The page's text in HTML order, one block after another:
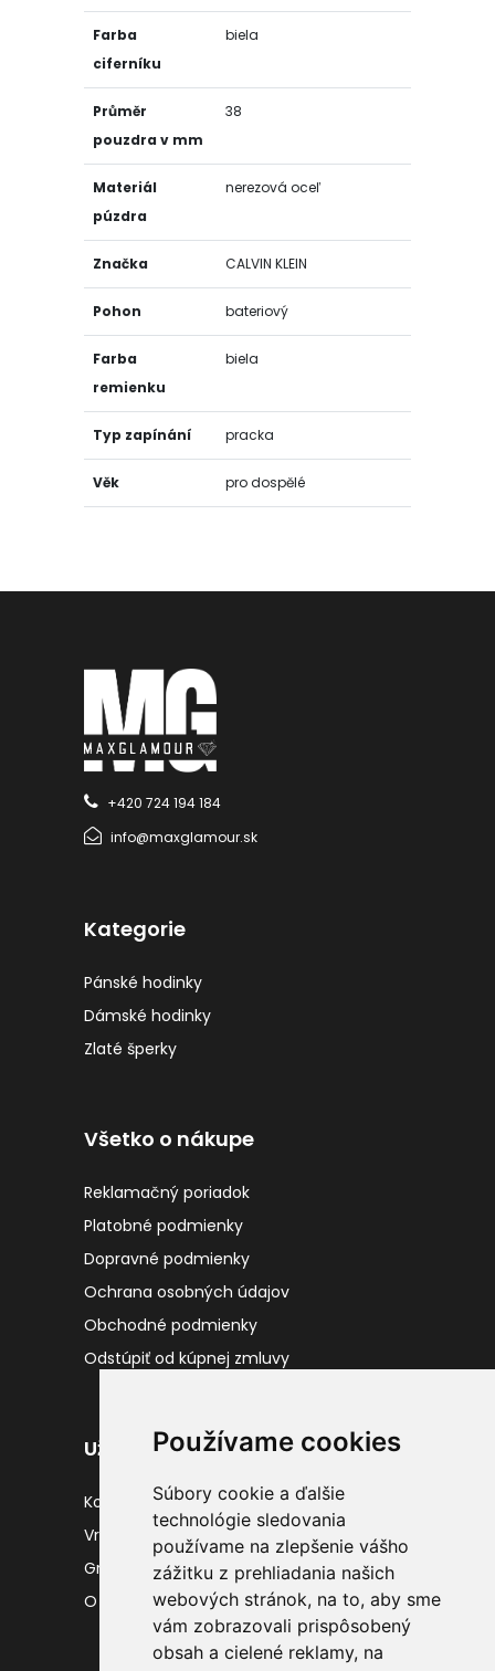
Používame cookies
Súbory cookie a ďalšie
technológie sledovania
používame na zlepšenie vášho
zážitku z prehliadania našich
webových stránok, na to, aby sme
vám zobrazovali prispôsobený
obsah a cielené reklamy, na
Farba
ciferníku
biela
Průměr
pouzdra v mm
38
Materiál
púzdra
nerezová oceľ
Značka CALVIN KLEIN
Pohon bateriový
Farba
remienku
biela
Typ zapínání pracka
Věk pro dospělé
+420 724 194 184
info@maxglamour.sk
Kategorie
Pánské hodinky
Dámské hodinky
Zlaté šperky
Všetko o nákupe
Reklamačný poriadok
Platobné podmienky
Dopravné podmienky
Ochrana osobných údajov
Obchodné podmienky
Odstúpiť od kúpnej zmluvy
Užitočné odkazy
Kontakty
Vrátenie tovaru
Gravírovanie
O nás